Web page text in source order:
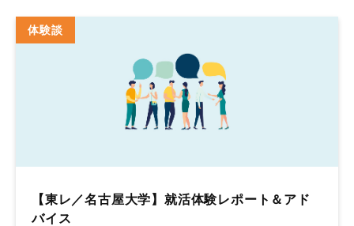
体験談
【東レ／名古屋大学】就活体験レポート＆アド
バイス